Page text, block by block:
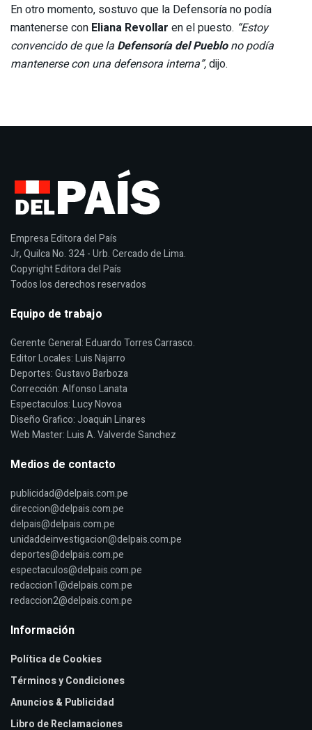
En otro momento, sostuvo que la Defensoría no podía
mantenerse con Eliana Revollar en el puesto. “Estoy
convencido de que la Defensoría del Pueblono podía
mantenerse con una defensora interna”,dijo.
Empresa Editora del País
Jr, Quilca No. 324 - Urb. Cercado de Lima.
Copyright Editora del País
Todos los derechos reservados
Equipo de trabajo
Gerente General: Eduardo Torres Carrasco.
Editor Locales: Luis Najarro
Deportes: Gustavo Barboza
Corrección: Alfonso Lanata
Espectaculos: Lucy Novoa
Diseño Grafico: Joaquin Linares
Web Master: Luis A. Valverde Sanchez
Medios de contacto
publicidad@delpais.com.pe
direccion@delpais.com.pe
delpais@delpais.com.pe
unidaddeinvestigacion@delpais.com.pe
deportes@delpais.com.pe
espectaculos@delpais.com.pe
redaccion1@delpais.com.pe
redaccion2@delpais.com.pe
Información
Política de Cookies
Términos y Condiciones
Anuncios & Publicidad
Libro de Reclamaciones